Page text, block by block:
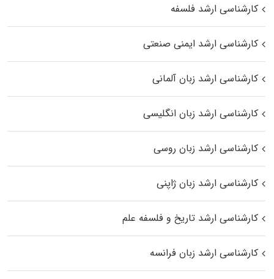
کارشناسی ارشد فلسفه
کارشناسی ارشد ایمنی صنعتی
کارشناسی ارشد زبان آلمانی
کارشناسی ارشد زبان انگلیسی
کارشناسی ارشد زبان روسی
کارشناسی ارشد زبان ژاپنی
کارشناسی ارشد تاریخ و فلسفه علم
کارشناسی ارشد زبان فرانسه